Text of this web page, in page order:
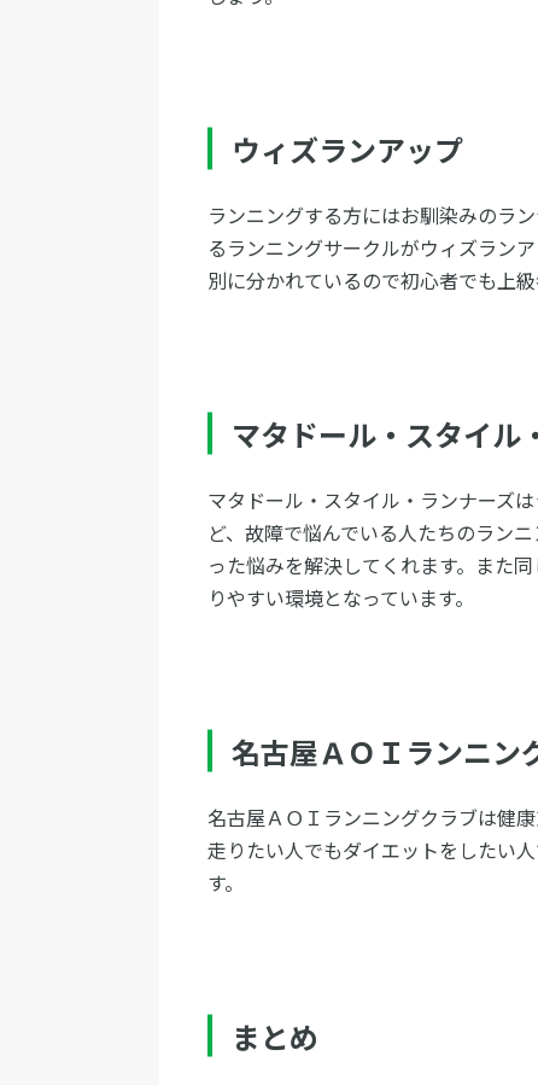
ウィズランアップ
ランニングする方にはお馴染みのラ
るランニングサークルがウィズラン
別に分かれているので初心者でも上
マタドール・スタイル
マタドール・スタイル・ランナーズ
ど、故障で悩んでいる人たちのラン
った悩みを解決してくれます。また
りやすい環境となっています。
名古屋ＡＯＩランニン
名古屋ＡＯＩランニングクラブは健
走りたい人でもダイエットをしたい
す。
まとめ